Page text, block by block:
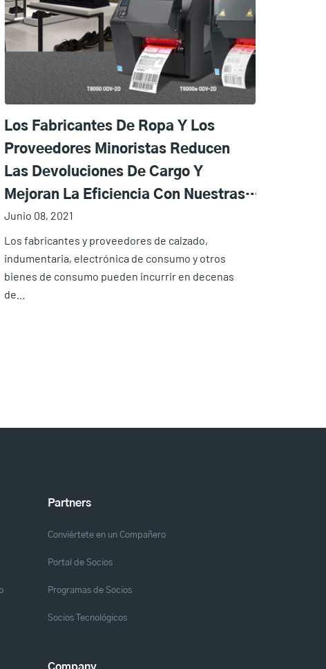
Los Fabricantes De Ropa Y Los
Proveedores Minoristas Reducen
Las Devoluciones De Cargo Y
Mejoran La Eficiencia Con Nuestras
Impresoras Térmicas Con Sistemas
Integrados De Inspección De
Códigos De Barras
Junio 08, 2021
Los fabricantes y proveedores de calzado,
indumentaria, electrónica de consumo y otros
bienes de consumo pueden incurrir en decenas
de...
Partners
Conviértete en un Compañero
Portal de Socios
Programas de Socios
Socios Tecnológicos
Company